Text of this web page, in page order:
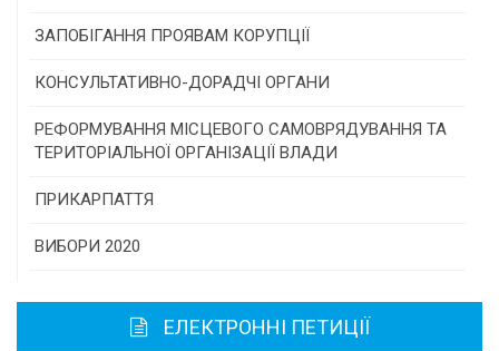
Конкурс інститутів громадянського суспільства
Програми/конкурси МТД
ЗАПОБІГАННЯ ПРОЯВАМ КОРУПЦІЇ
КОНСУЛЬТАТИВНО-ДОРАДЧІ ОРГАНИ
Консультативна рада
РЕФОРМУВАННЯ МІСЦЕВОГО САМОВРЯДУВАННЯ ТА
ТЕРИТОРІАЛЬНОЇ ОРГАНІЗАЦІЇ ВЛАДИ
ПРИКАРПАТТЯ
Історична довідка
Районні, міські ради
ВИБОРИ 2020
ЕЛЕКТРОННІ ПЕТИЦІЇ